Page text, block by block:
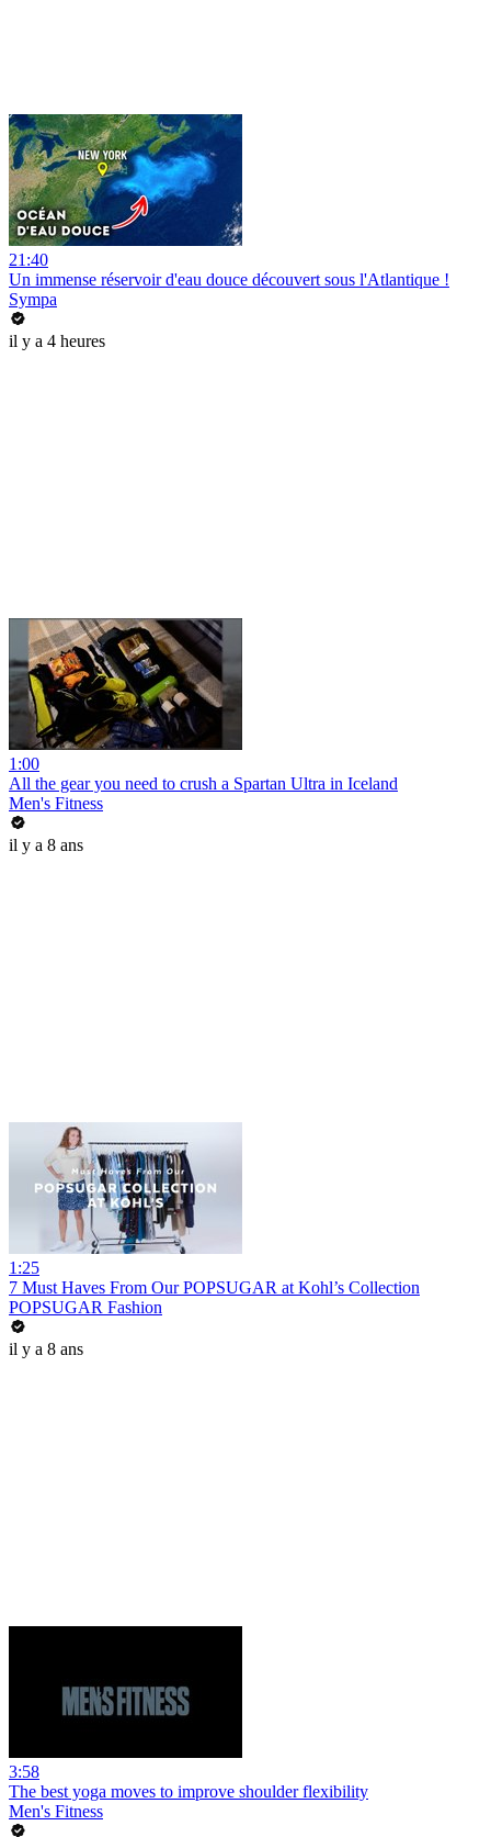
21:40
Un immense réservoir d'eau douce découvert sous l'Atlantique !
Sympa
il y a 4 heures
1:00
All the gear you need to crush a Spartan Ultra in Iceland
Men's Fitness
il y a 8 ans
1:25
7 Must Haves From Our POPSUGAR at Kohl’s Collection
POPSUGAR Fashion
il y a 8 ans
3:58
The best yoga moves to improve shoulder flexibility
Men's Fitness